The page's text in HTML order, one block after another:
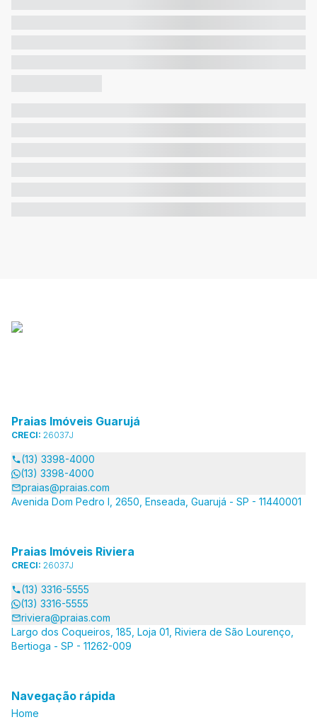
Praias Imóveis Guarujá
CRECI: 26037J
(13) 3398-4000
(13) 3398-4000
praias@praias.com
Avenida Dom Pedro I, 2650, Enseada, Guarujá - SP - 11440001
Praias Imóveis Riviera
CRECI: 26037J
(13) 3316-5555
(13) 3316-5555
riviera@praias.com
Largo dos Coqueiros, 185, Loja 01, Riviera de São Lourenço,
Bertioga - SP - 11262-009
Navegação rápida
Home